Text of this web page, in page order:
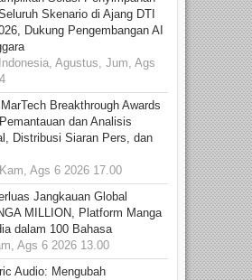
Skenario di Ajang DTI
Dukung Pengembangan AI
Agustus, Jum, Ags
Breakthrough Awards
dan Analisis
Distribusi Siaran Pers, dan
Ags 6 2026 17.00
Jangkauan Global
MILLION, Platform Manga
dalam 100 Bahasa
Ags 6 2026 13.00
Audio: Mengubah